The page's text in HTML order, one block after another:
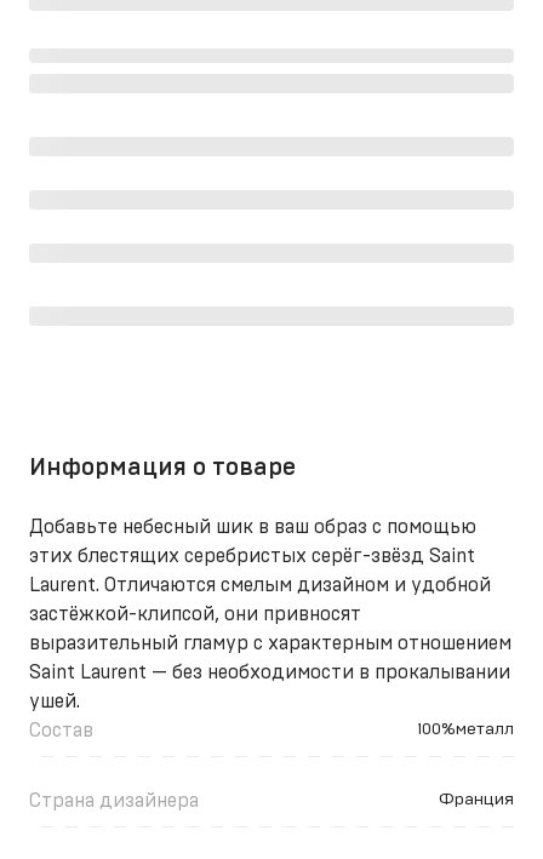
Информация о товаре
Добавьте небесный шик в ваш образ с помощью
этих блестящих серебристых серёг-звёзд Saint
Laurent. Отличаются смелым дизайном и удобной
застёжкой-клипсой, они привносят
выразительный гламур с характерным отношением
Saint Laurent — без необходимости в прокалывании
ушей.
Состав
100%металл
Страна дизайнера Франция